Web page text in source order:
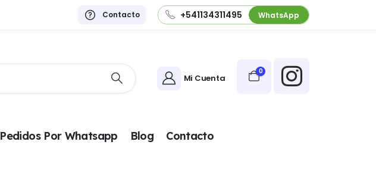
Contacto +541134311495 WhatsApp
Mi Cuenta
0
Pedidos Por Whatsapp Blog Contacto